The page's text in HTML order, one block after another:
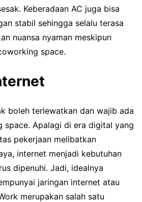
Keberadaan AC juga bisa
stabil sehingga selalu terasa
nuansa nyaman meskipun
space.
boleh terlewatkan dan wajib ada
space. Apalagi di era digital yang
pekerjaan melibatkan
internet menjadi kebutuhan
dipenuhi. Jadi, idealnya
jaringan internet atau
merupakan salah satu